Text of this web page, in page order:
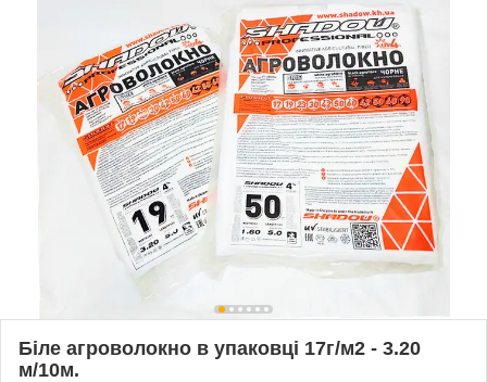
Біле агроволокно в упаковці 17г/м2 - 3.20
м/10м.